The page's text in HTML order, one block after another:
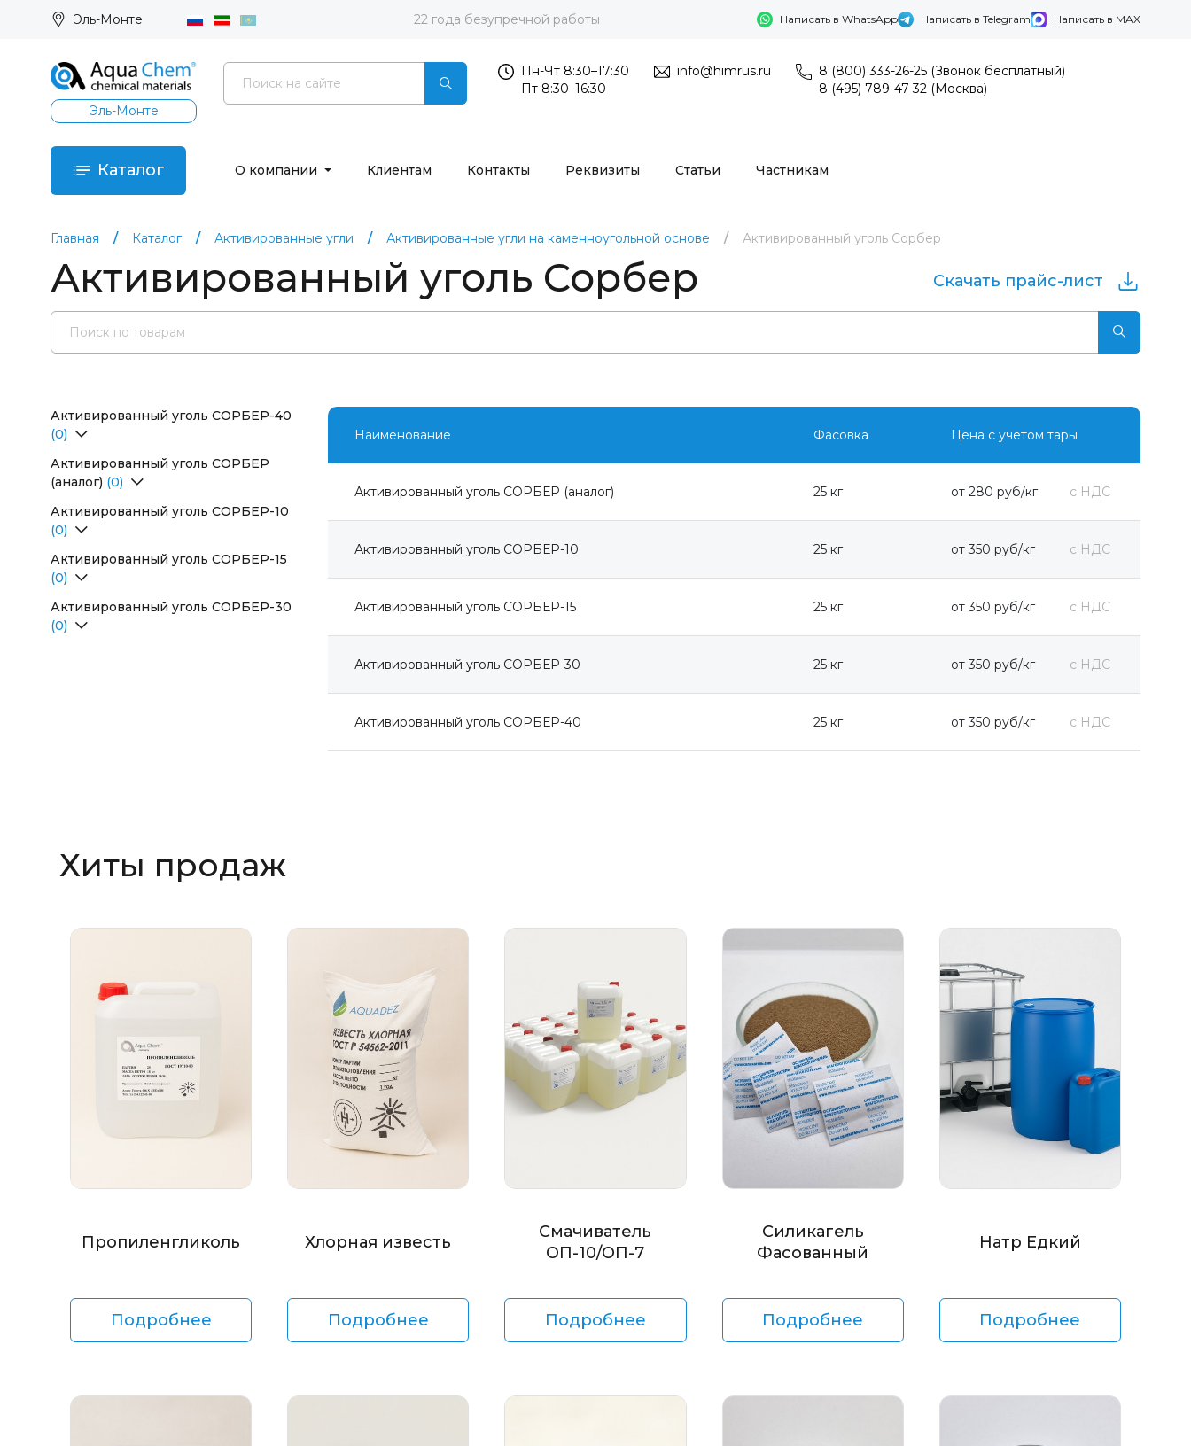
Эль-Монте 22 года безупречной работы Написать в WhatsApp Написать в Telegram Написать в MAX
Эль-Монте
Пн-Чт 8:30–17:30
Пт 8:30–16:30
info@himrus.ru
8 (800) 333-26-25 (Звонок бесплатный)
8 (495) 789-47-32 (Москва)
Каталог О компании Клиентам Контакты Реквизиты Статьи Частникам
Главная Каталог Активированные угли Активированные угли на каменноугольной основе Активированный уголь Сорбер
Активированный уголь Сорбер Скачать прайс-лист
Активированный уголь CОРБЕР-40
(0)
Активированный уголь СОРБЕР
(аналог) (0)
Активированный уголь СОРБЕР-10
(0)
Активированный уголь СОРБЕР-15
(0)
Активированный уголь СОРБЕР-30
(0)
Наименование Фасовка Цена с учетом тары
Активированный уголь СОРБЕР (аналог) 25 кг от 280 руб/кг с НДС
Активированный уголь СОРБЕР-10 25 кг от 350 руб/кг с НДС
Активированный уголь СОРБЕР-15 25 кг от 350 руб/кг с НДС
Активированный уголь СОРБЕР-30 25 кг от 350 руб/кг с НДС
Активированный уголь CОРБЕР-40 25 кг от 350 руб/кг с НДС
Хиты продаж
Пропиленгликоль
Подробнее
Хлорная известь
Подробнее
Смачиватель
ОП-10/ОП-7
Подробнее
Силикагель
Фасованный
Подробнее
Натр Едкий
Подробнее